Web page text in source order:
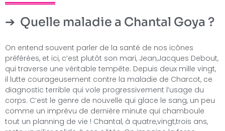
Quelle maladie a Chantal Goya ?
On entend souvent parler de la santé de nos icônes
préférées, et ici, c’est plutôt son mari, Jean,Jacques Debout,
qui traverse une véritable tempête. Depuis deux mille vingt,
il lutte courageusement contre la maladie de Charcot, ce
diagnostic terrible qui vole progressivement l’usage du
corps. C’est le genre de nouvelle qui glace le sang, un peu
comme un imprévu de dernière minute qui chamboule
tout un planning de vie ! Chantal, à quatre,vingt,trois ans,